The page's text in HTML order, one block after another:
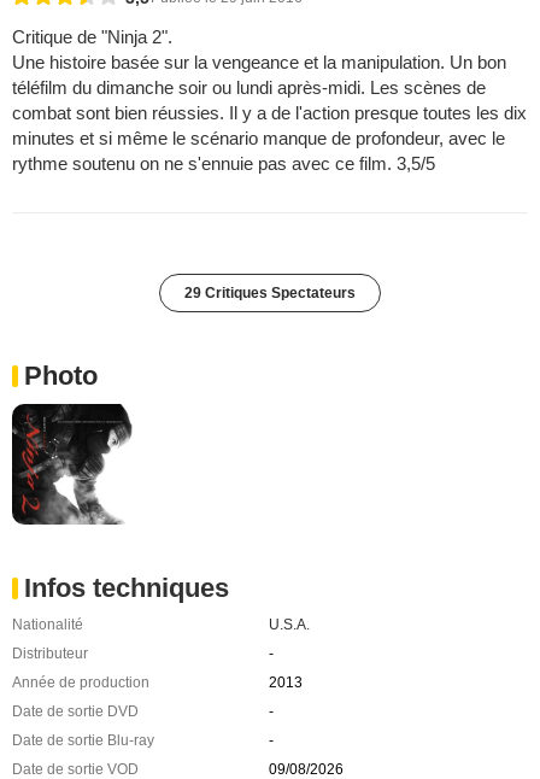
Critique de "Ninja 2".
Une histoire basée sur la vengeance et la manipulation. Un bon
téléfilm du dimanche soir ou lundi après-midi. Les scènes de
combat sont bien réussies. Il y a de l'action presque toutes les dix
minutes et si même le scénario manque de profondeur, avec le
rythme soutenu on ne s'ennuie pas avec ce film. 3,5/5
29 Critiques Spectateurs
Photo
Infos techniques
Nationalité
U.S.A.
Distributeur
-
Année de production
2013
Date de sortie DVD
-
Date de sortie Blu-ray
-
Date de sortie VOD
09/08/2026